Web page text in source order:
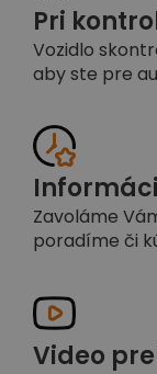
Pri
Vozidlo
aby ste pre
Zavoláme
poradíme či
Video